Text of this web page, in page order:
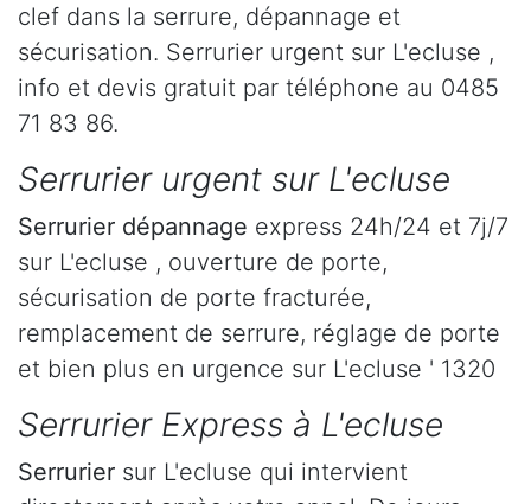
clef dans la serrure, dépannage et
sécurisation. Serrurier urgent sur L'ecluse ,
info et devis gratuit par téléphone au 0485
71 83 86.
Serrurier urgent sur L'ecluse
Serrurier dépannage express 24h/24 et 7j/7
sur L'ecluse , ouverture de porte,
sécurisation de porte fracturée,
remplacement de serrure, réglage de porte
et bien plus en urgence sur L'ecluse ' 1320
Serrurier Express à L'ecluse
Serrurier sur L'ecluse qui intervient